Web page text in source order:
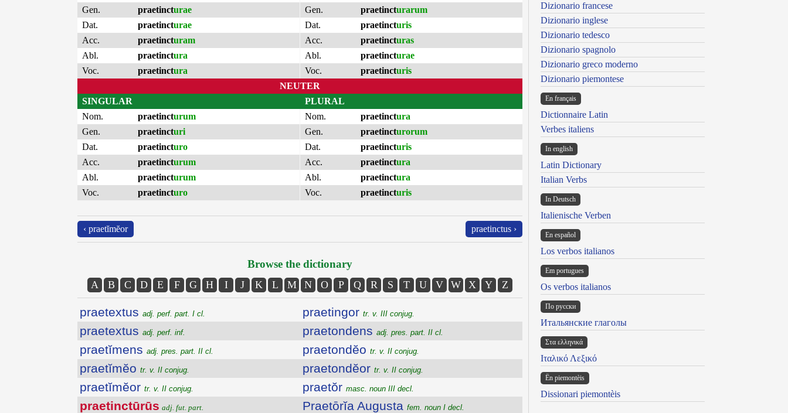
Gen.
praetincturae
Dat.
praetincturae
Acc.
praetincturam
Abl.
praetinctura
Voc.
praetinctura
Gen.
praetincturarum
Dat.
praetincturis
Acc.
praetincturas
Abl.
praetincturae
Voc.
praetincturis
NEUTER
SINGULAR
Nom.
praetincturum
Gen.
praetincturi
Dat.
praetincturo
Acc.
praetincturum
Abl.
praetincturum
Voc.
praetincturo
PLURAL
Nom.
praetinctura
Gen.
praetincturorum
Dat.
praetincturis
Acc.
praetinctura
Abl.
praetinctura
Voc.
praetincturis
‹ praetĭmĕor praetinctus ›
Browse the dictionary
A B C D E F G H I J K L M N O P Q R S T U V W X Y Z
praetextus adj. perf. part. I cl.
praetextus adj. perf. inf.
praetĭmens adj. pres. part. II cl.
praetĭmĕo tr. v. II conjug.
praetĭmĕor tr. v. II conjug.
praetinctūrūs adj. fut. part.
praetingor tr. v. III conjug.
praetondens adj. pres. part. II cl.
praetondĕo tr. v. II conjug.
praetondĕor tr. v. II conjug.
praetŏr masc. noun III decl.
Praetōrĭa Augusta fem. noun I decl.
Dizionario francese
Dizionario inglese
Dizionario tedesco
Dizionario spagnolo
Dizionario greco moderno
Dizionario piemontese
En français
Dictionnaire Latin
Verbes italiens
In english
Latin Dictionary
Italian Verbs
In Deutsch
Italienische Verben
En español
Los verbos italianos
Em portugues
Os verbos italianos
По русски
Итальянские глаголы
Στα ελληνικά
Ιταλικό Λεξικό
Ën piemontèis
Dissionari piemontèis